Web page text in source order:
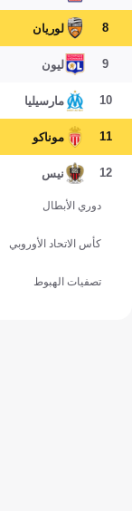
8 لوريان
9 ليون
10 مارسيليا
11 موناكو
12 نيس
دوري الأبطال
كأس الاتحاد الأوروبي
تصفيات الهبوط